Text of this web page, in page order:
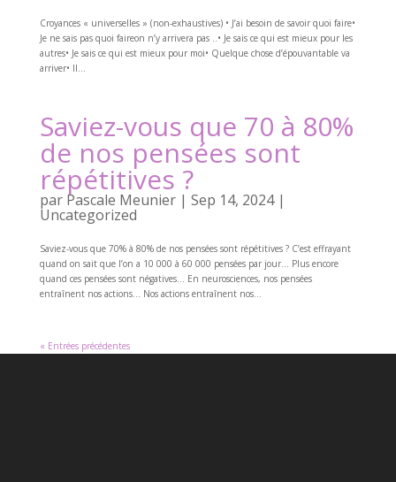
Croyances « universelles » (non-exhaustives) • J’ai besoin de savoir quoi faire•
Je ne sais pas quoi faireon n’y arrivera pas ..• Je sais ce qui est mieux pour les
autres• Je sais ce qui est mieux pour moi• Quelque chose d’épouvantable va
arriver• Il...
Saviez-vous que 70 à 80%
de nos pensées sont
répétitives ?
par Pascale Meunier| Sep 14, 2024|
Uncategorized
Saviez-vous que 70% à 80% de nos pensées sont répétitives ? C’est effrayant
quand on sait que l’on a 10 000 à 60 000 pensées par jour… Plus encore
quand ces pensées sont négatives… En neurosciences, nos pensées
entraînent nos actions… Nos actions entraînent nos...
« Entrées précédentes